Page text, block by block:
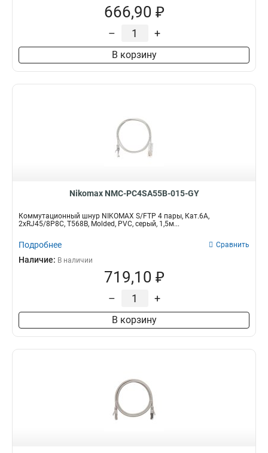
666,90 ₽
– +
В корзину
Nikomax NMC-PC4SA55B-015-GY
Коммутационный шнур NIKOMAX S/FTP 4 пары, Кат.6A,
2хRJ45/8P8C, T568B, Molded, PVC, серый, 1,5м...
Подробнее Сравнить
Наличие: В наличии
719,10 ₽
– +
В корзину